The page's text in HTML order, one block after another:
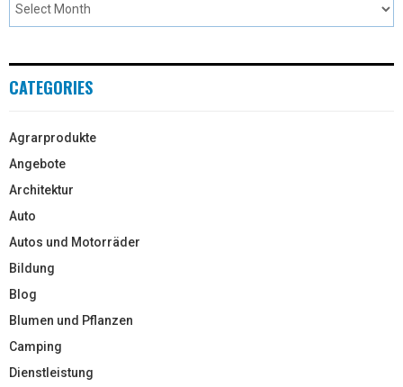
CATEGORIES
Agrarprodukte
Angebote
Architektur
Auto
Autos und Motorräder
Bildung
Blog
Blumen und Pflanzen
Camping
Dienstleistung